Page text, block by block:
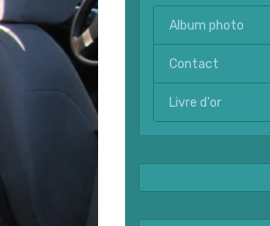
Album photo
Contact
Livre d'or